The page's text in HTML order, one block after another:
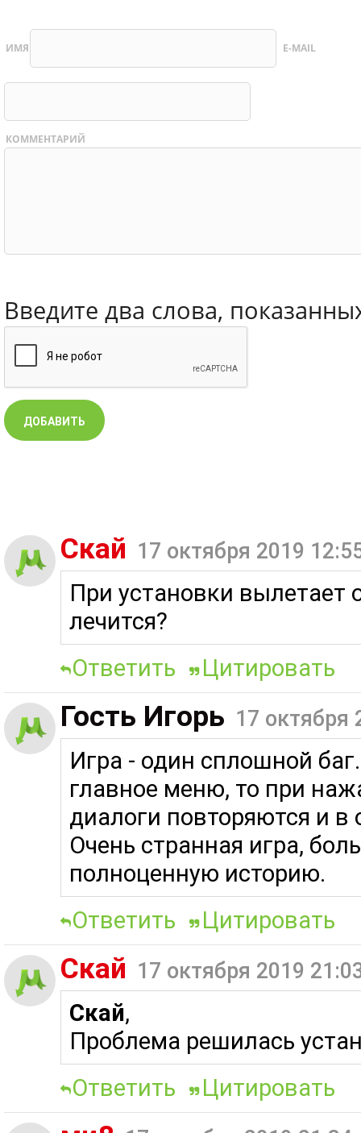
ИМЯ E-MAIL
КОММЕНТАРИЙ
Введите два слова,
Скай 17 октября 2019
При установки вылетает
лечится?
Ответить
Цитировать
Гость Игорь 17 октября
Игра - один сплошной
главное меню, то при
диалоги повторяются и в
Очень странная игра,
полноценную историю.
Ответить
Цитировать
Скай 17 октября 2019
Скай,
Проблема решилась
Ответить
Цитировать